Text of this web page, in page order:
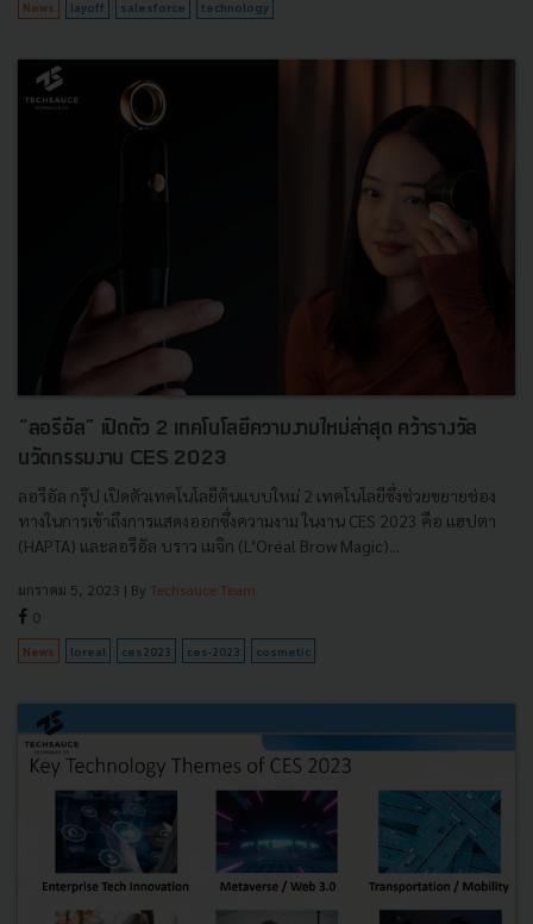
News layoff salesforce technology
“ลอรีอัล” เปิดตัว 2 เทคโนโลยีความงามใหม่ล่าสุด คว้ารางวัล
นวัตกรรมงาน CES 2023
ลอรีอัล กรุ๊ป เปิดตัวเทคโนโลยีต้นแบบใหม่ 2 เทคโนโลยีซึ่งช่วยขยายช่อง
ทางในการเข้าถึงการแสดงออกซึ่งความงาม ในงาน CES 2023 คือ แฮปตา
(HAPTA) และลอรีอัล บราว เมจิก (L’Oréal Brow Magic)...
มกราคม 5, 2023 | By Techsauce Team
0
News loreal ces2023 ces-2023 cosmetic